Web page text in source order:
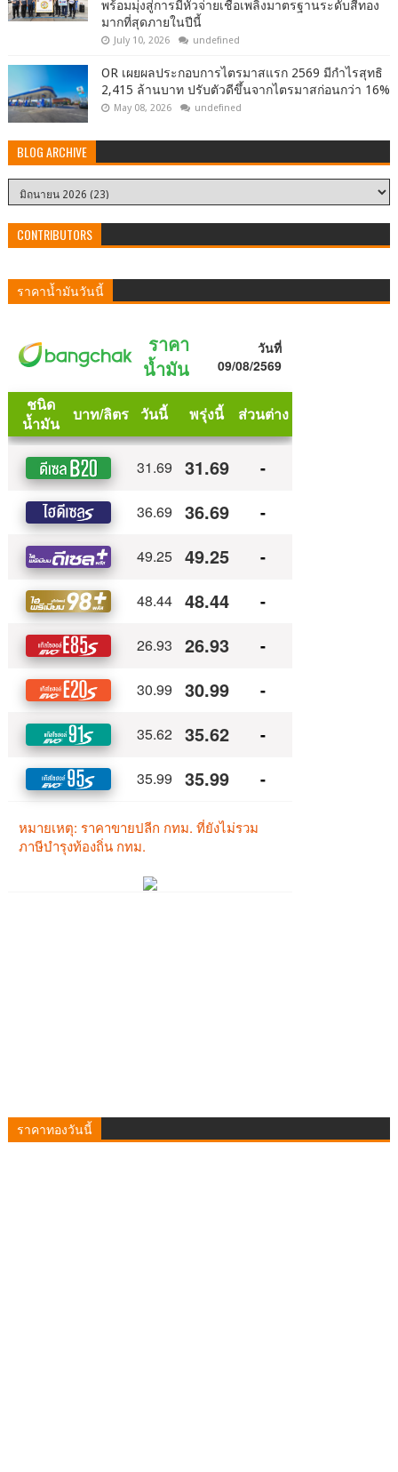
พร้อมมุ่งสู่การมีหัวจ่ายเชื้อเพลิงมาตรฐานระดับสีทอง
มากที่สุดภายในปีนี้
July 10, 2026 undefined
OR เผยผลประกอบการไตรมาสแรก 2569 มีกำไรสุทธิ
2,415 ล้านบาท ปรับตัวดีขึ้นจากไตรมาสก่อนกว่า 16%
May 08, 2026 undefined
BLOG ARCHIVE
CONTRIBUTORS
ราคาน้ำมันวันนี้
ราคาทองวันนี้